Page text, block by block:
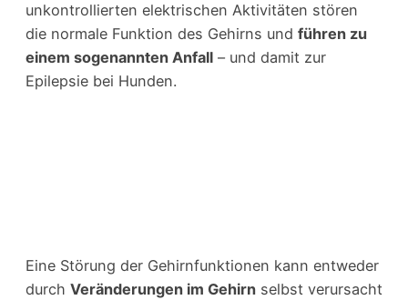
unkontrollierten elektrischen Aktivitäten stören
die normale Funktion des Gehirns und führen zu
einem sogenannten Anfall – und damit zur
Epilepsie bei Hunden.
Eine Störung der Gehirnfunktionen kann entweder
durch Veränderungen im Gehirn selbst verursacht